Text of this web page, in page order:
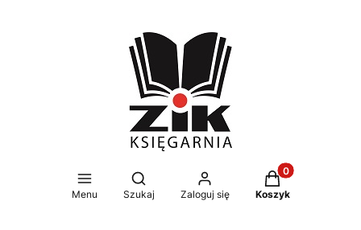
Menu
Otwórz wyszukiwarkę
Szukaj Zaloguj się
Produkty w
Koszyk